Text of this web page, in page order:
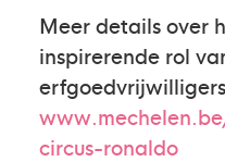
Meer details over
inspirerende rol
circus-ronaldo